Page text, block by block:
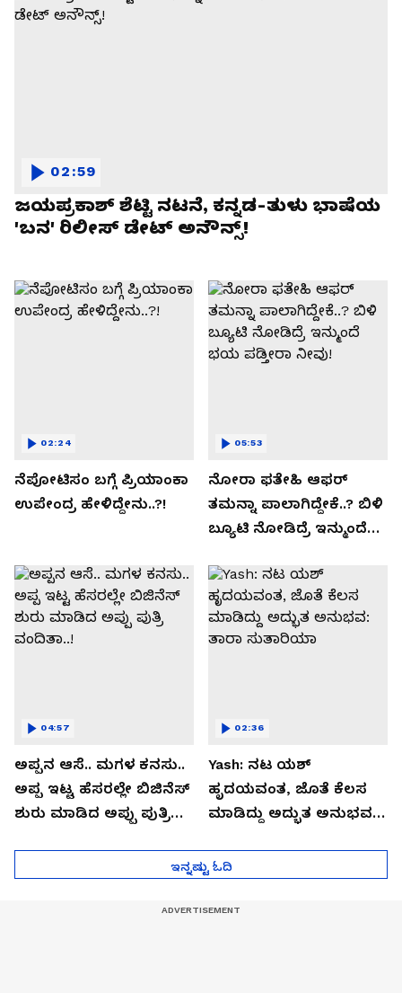
ಜಯಪ್ರಕಾಶ್ ಶೆಟ್ಟಿ ನಟನೆ, ಕನ್ನಡ-ತುಳು ಭಾಷೆಯ
'ಬನ' ರಿಲೀಸ್ ಡೇಟ್ ಅನೌನ್ಸ್!
02:59
ನೆಪೋಟಿಸಂ ಬಗ್ಗೆ ಪ್ರಿಯಾಂಕಾ
ಉಪೇಂದ್ರ ಹೇಳಿದ್ದೇನು..?!
02:24
ನೋರಾ ಫತೇಹಿ ಆಫರ್​
ತಮನ್ನಾ ಪಾಲಾಗಿದ್ದೇಕೆ..? ಬಿಳಿ
ಬ್ಯೂಟಿ ನೋಡಿದ್ರೆ ಇನ್ಮುಂದೆ
05:53
ಅಪ್ಪನ ಆಸೆ.. ಮಗಳ ಕನಸು..
ಅಪ್ಪ ಇಟ್ಟ ಹೆಸರಲ್ಲೇ ಬಿಜಿನೆಸ್​
ಶುರು ಮಾಡಿದ ಅಪ್ಪು ಪುತ್ರಿ
04:57
Yash: ನಟ ಯಶ್​
ಹೃದಯವಂತ, ಜೊತೆ ಕೆಲಸ
ಮಾಡಿದ್ದು ಅದ್ಭುತ ಅನುಭವ:
02:36
ಇನ್ನಷ್ಟು ಓದಿ